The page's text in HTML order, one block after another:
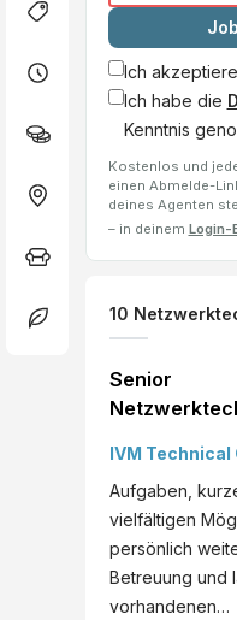
Ich
Ich habe die
Kenntnis
Kostenlos und
einen Abmelde-
deines Agenten
– in deinem Login-
10
Senior
der Krems
IVM
Aufgaben,
vielfältigen
persönlich
Betreuung und
vorhandenen…